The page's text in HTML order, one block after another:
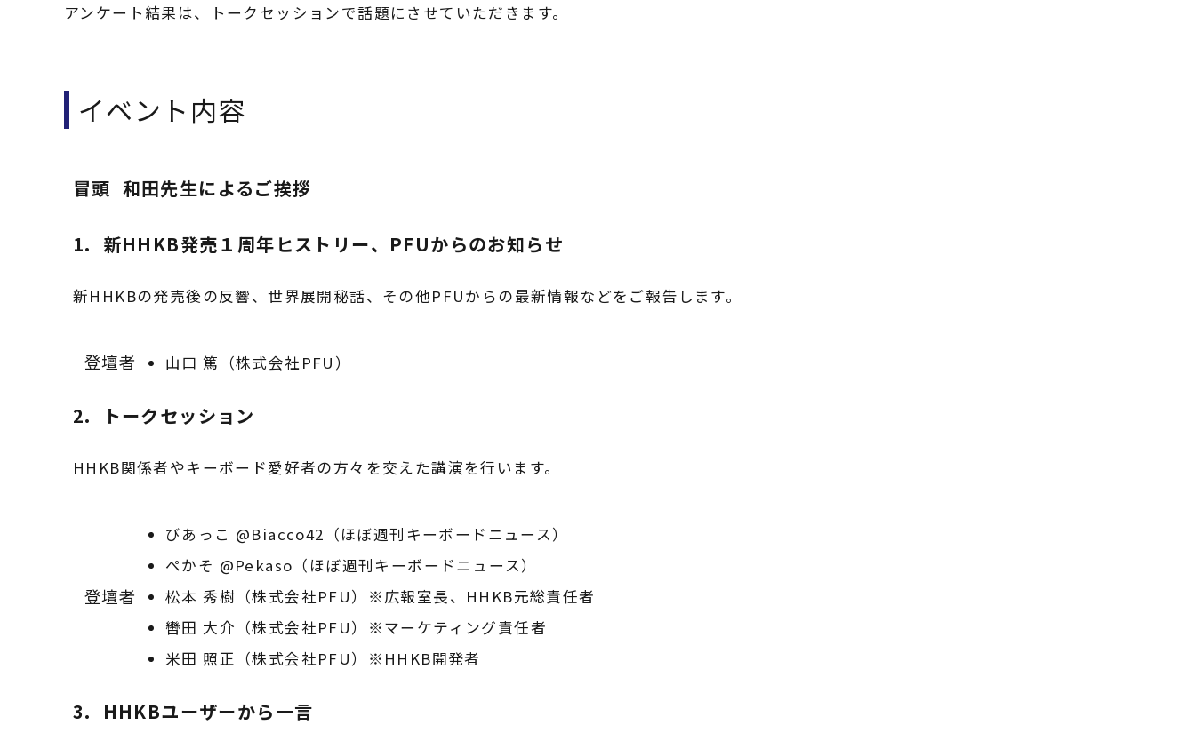
アンケート結果は、トークセッションで話題にさせていただきます。
イベント内容
冒頭 和田先生によるご挨拶
1. 新HHKB発売１周年ヒストリー、PFUからのお知らせ
新HHKBの発売後の反響、世界展開秘話、その他PFUからの最新情報などをご報告します。
登壇者 山口 篤（株式会社PFU）
2. トークセッション
HHKB関係者やキーボード愛好者の方々を交えた講演を行います。
登壇者
びあっこ @Biacco42（ほぼ週刊キーボードニュース）
ぺかそ @Pekaso（ほぼ週刊キーボードニュース）
松本 秀樹（株式会社PFU）※広報室長、HHKB元総責任者
轡田 大介（株式会社PFU）※マーケティング責任者
米田 照正（株式会社PFU）※HHKB開発者
3. HHKBユーザーから一言